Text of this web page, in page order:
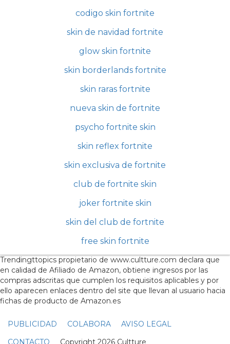
codigo skin fortnite
skin de navidad fortnite
glow skin fortnite
skin borderlands fortnite
skin raras fortnite
nueva skin de fortnite
psycho fortnite skin
skin reflex fortnite
skin exclusiva de fortnite
club de fortnite skin
joker fortnite skin
skin del club de fortnite
free skin fortnite
Trendingttopics propietario de www.cultture.com declara que
en calidad de Afiliado de Amazon, obtiene ingresos por las
compras adscritas que cumplen los requisitos aplicables y por
ello aparecen enlaces dentro del site que llevan al usuario hacia
fichas de producto de Amazon.es
PUBLICIDAD COLABORA
AVISO LEGAL
CONTACTO Copyright 2026 Cultture